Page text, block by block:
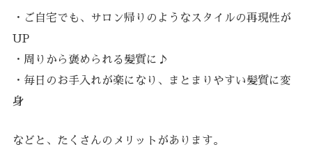
・ご自宅でも、サロン帰りのようなスタイルの再現性が
UP
・周りから褒められる髪質に♪
・毎日のお手入れが楽になり、まとまりやすい髪質に変
身
などと、たくさんのメリットがあります。